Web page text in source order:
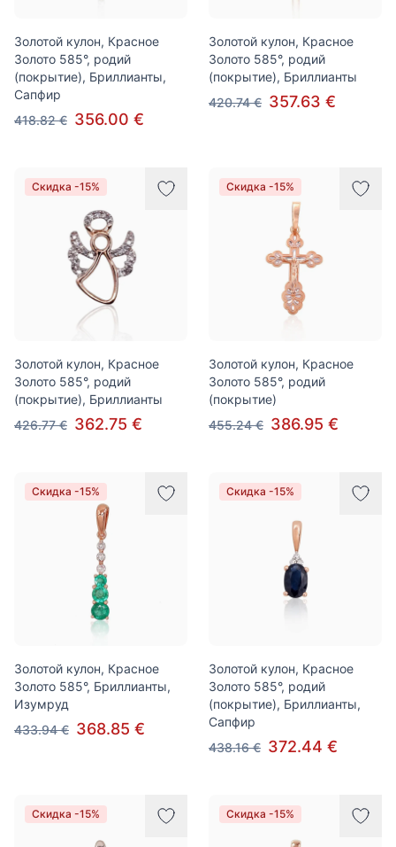
Золотой кулон, Красное
Золото 585°, родий
(покрытие), Бриллианты,
Сапфир
418.82 € 356.00 €
Золотой кулон, Красное
Золото 585°, родий
(покрытие), Бриллианты
420.74 € 357.63 €
Скидка -15%
Золотой кулон, Красное
Золото 585°, родий
(покрытие), Бриллианты
426.77 € 362.75 €
Скидка -15%
Золотой кулон, Красное
Золото 585°, родий
(покрытие)
455.24 € 386.95 €
Скидка -15%
Золотой кулон, Красное
Золото 585°, Бриллианты,
Изумруд
433.94 € 368.85 €
Скидка -15%
Золотой кулон, Красное
Золото 585°, родий
(покрытие), Бриллианты,
Сапфир
438.16 € 372.44 €
Скидка -15% Скидка -15%